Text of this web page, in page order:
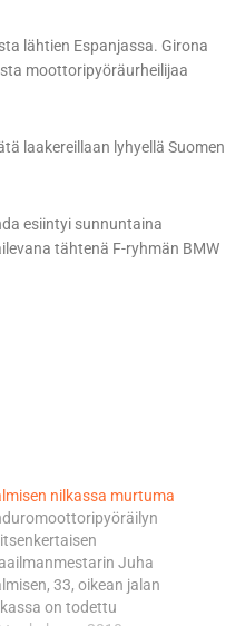
lähtien Espanjassa. Girona
moottoripyöräurheilijaa
laakereillaan lyhyellä Suomen
esiintyi sunnuntaina
tähtenä F-ryhmän BMW
nilkassa murtuma
Juha
33, oikean jalan
on todettu